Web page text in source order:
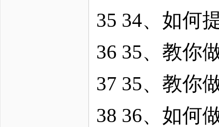
35 34、如何
36 35、教你
37 35、教你
38 36、如何